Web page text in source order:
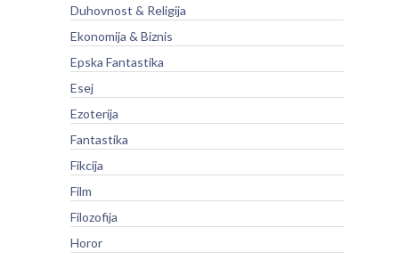
Duhovnost & Religija
Ekonomija & Biznis
Epska Fantastika
Esej
Ezoterija
Fantastika
Fikcija
Film
Filozofija
Horor